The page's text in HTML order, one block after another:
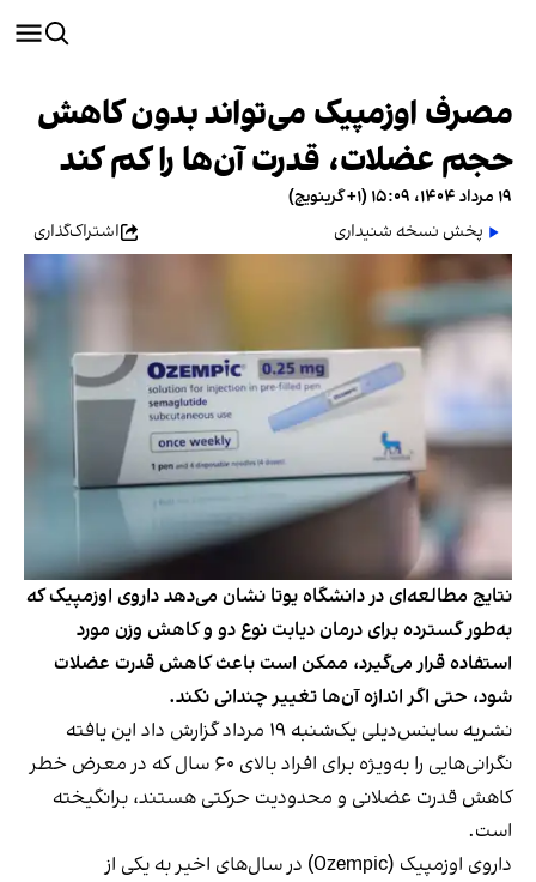
مصرف اوزمپیک می‌تواند بدون کاهش
حجم عضلات، قدرت آن‌ها را کم کند
۱۹ مرداد ۱۴۰۴، ۱۵:۰۹ (‎+۱ گرینویچ)
پخش نسخه شنیداری
اشتراک‌گذاری
نتایج مطالعه‌ای در دانشگاه یوتا نشان می‌دهد داروی اوزمپیک که
به‌طور گسترده برای درمان دیابت نوع دو و کاهش وزن مورد
استفاده قرار می‌گیرد، ممکن است باعث کاهش قدرت عضلات
شود، حتی اگر اندازه آن‌ها تغییر چندانی نکند.
نشریه ساینس‌دیلی یک‌شنبه ۱۹ مرداد گزارش داد این یافته
نگرانی‌هایی را به‌ویژه برای افراد بالای ۶۰ سال که در معرض خطر
کاهش قدرت عضلانی و محدودیت حرکتی هستند، برانگیخته
است.
داروی اوزمپیک (Ozempic) در سال‌های اخیر به یکی از